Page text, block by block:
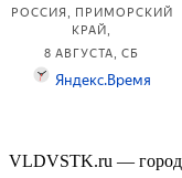
VLDVSTK.ru —